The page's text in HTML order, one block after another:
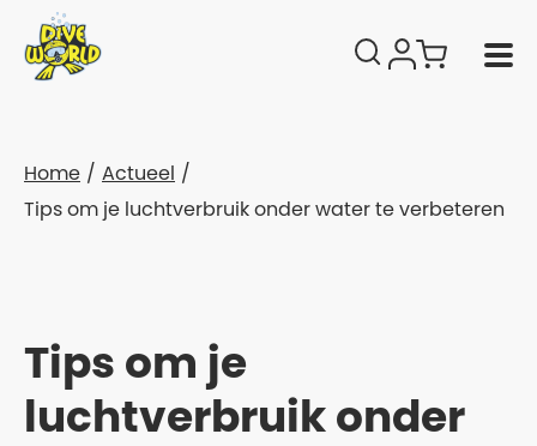
Home
Actueel
Tips om je luchtverbruik onder water te verbeteren
Tips om je
luchtverbruik onder